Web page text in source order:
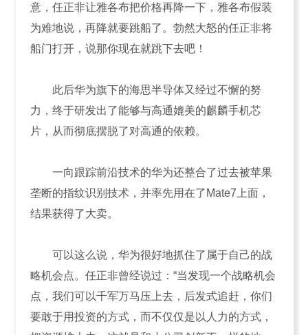
意，任正非让雅各布把价格再降一下，雅各布假装
为难地说，再降就要跳船了。勃然大怒的任正非将
船门打开，说那你现在就跳下去吧！
此后华为旗下的海思半导体又经过不懈的努
力，终于研发出了能够与高通媲美的麒麟手机芯
片，从而彻底摆脱了对高通的依赖。
一向跟踪前沿技术的华为还整合了过去被苹果
垄断的指纹识别技术，并率先用在了Mate7上面，
结果获得了大卖。
可以这么说，华为很好地抓住了属于自己的战
略机会点。任正非曾经说过：“当发现一个战略机会
点，我们可以千军万马压上去，后发式追赶，你们
要敢于用投资的方式，而不仅仅是以人力的方式，